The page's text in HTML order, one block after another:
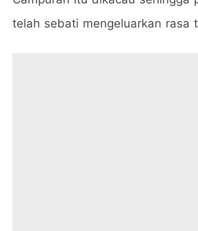
telah sebati mengeluarkan rasa